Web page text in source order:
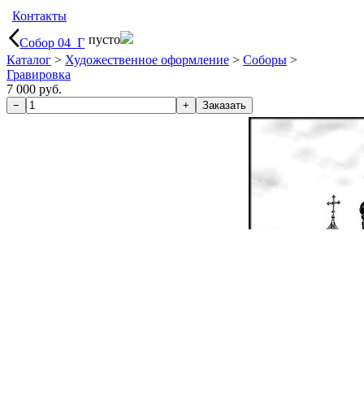
Контакты
Собор 04_Г пусто
Каталог > Художественное оформление > Соборы >
Гравировка
7 000 руб.